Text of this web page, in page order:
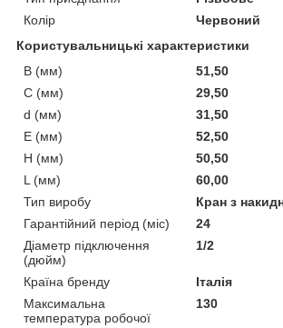
Колір
Червоний
Користувальницькі характеристики
B (мм)
51,50
C (мм)
29,50
d (мм)
31,50
E (мм)
52,50
H (мм)
50,50
L (мм)
60,00
Тип виробу
Кран з
Гарантійний період (міс)
24
Діаметр підключення
(дюйм)
1/2
Країна бренду
Італія
Максимальна
температура робочої
130